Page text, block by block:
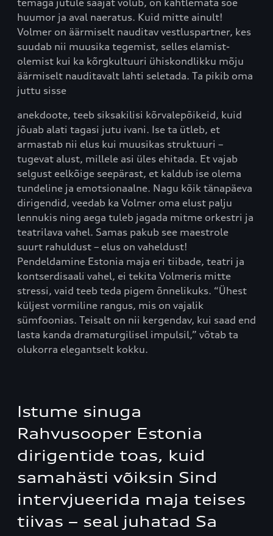
huumor ja aval naeratus. Kuid mitte ainult!
Volmer on äärmiselt nauditav vestluspartner, kes
suudab nii muusika tegemist, selles elamist-
olemist kui ka kõrgkultuuri ühiskondlikku mõju
äärmiselt nauditavalt lahti seletada. Ta pikib oma
juttu sisse
anekdoote, teeb siksakilisi kõrvalepõikeid, kuid
jõuab alati tagasi jutu ivani. Ise ta ütleb, et
armastab nii elus kui muusikas struktuuri –
tugevat alust, millele asi üles ehitada. Et vajab
selgust eelkõige seepärast, et kaldub ise olema
tundeline ja emotsionaalne. Nagu kõik tänapäeva
dirigendid, veedab ka Volmer oma elust palju
lennukis ning aega tuleb jagada mitme orkestri ja
teatrilava vahel. Samas pakub see maestrole
suurt rahuldust – elus on vaheldust!
Pendeldamine Estonia maja eri tiibade, teatri ja
kontserdisaali vahel, ei tekita Volmeris mitte
stressi, vaid teeb teda pigem õnnelikuks. “Ühest
küljest vormiline rangus, mis on vajalik
sümfoonias. Teisalt on nii kergendav, kui saad end
lasta kanda dramaturgilisel impulsil,” võtab ta
olukorra elegantselt kokku.
Istume sinuga
Rahvusooper Estonia
dirigentide toas, kuid
samahästi võiksin Sind
intervjueerida maja teises
tiivas – seal juhatad Sa